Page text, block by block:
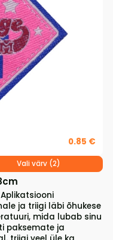
ja triigi läbi õhukese
mida lubab sinu
paksemate ja
0.85 €
Vali värv (2)